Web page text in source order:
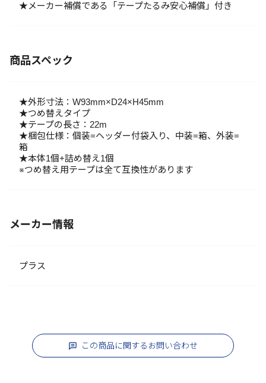
★メーカー補償である「テープたるみ安心補償」付き
商品スペック
★外形寸法：W93mm×D24×H45mm
★つめ替えタイプ
★テープの長さ：22m
★梱包仕様：個装=ヘッダー付袋入り、中装=箱、外装=
箱
★本体1個+詰め替え1個
※つめ替え用テープは全て互換性があります
メーカー情報
プラス
この商品に関するお問い合わせ